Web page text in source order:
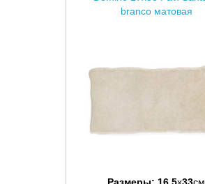
branco матовая